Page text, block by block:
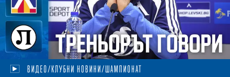
ВИДЕО/КЛУБНИ НОВИНИ/ШАМПИОНАТ